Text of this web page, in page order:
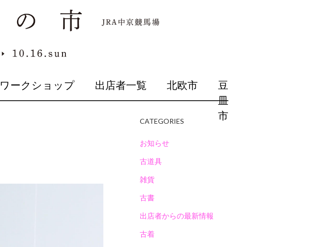
ワークショップ 出店者一覧 北欧市
豆
皿
市
CATEGORIES
お知らせ
古道具
雑貨
古書
出店者からの最新情報
古着